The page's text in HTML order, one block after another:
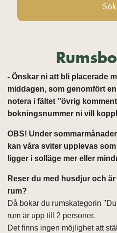
Sök
- Önskar ni att bli placerade
middagen, som genomfört
notera i fältet ''övrig
bokningsnummer ni vill
OBS! Under
kan våra sviter upplevas
ligger i solläge mer eller
Reser du med husdjur och
rum?
Då bokar du rumskategorin
rum är upp till 2 personer.
Det finns ingen möjlighet att